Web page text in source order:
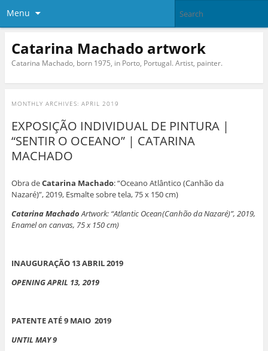
Menu
Catarina Machado artwork
Catarina Machado, born 1975, in Porto, Portugal. Artist, painter.
MONTHLY ARCHIVES: APRIL 2019
EXPOSIÇÃO INDIVIDUAL DE PINTURA |
“SENTIR O OCEANO” | CATARINA
MACHADO
Obra deCatarina Machado: “Oceano Atlântico (Canhão da
Nazaré)”, 2019, Esmalte sobre tela, 75 x 150 cm)
Catarina MachadoArtwork: “Atlantic Ocean(Canhão da Nazaré)”, 2019,
Enamel on canvas, 75 x 150 cm)
INAUGURAÇÃO 13 ABRIL 2019
OPENING APRIL 13, 2019
PATENTE ATÉ 9 MAIO 2019
UNTIL MAY 9